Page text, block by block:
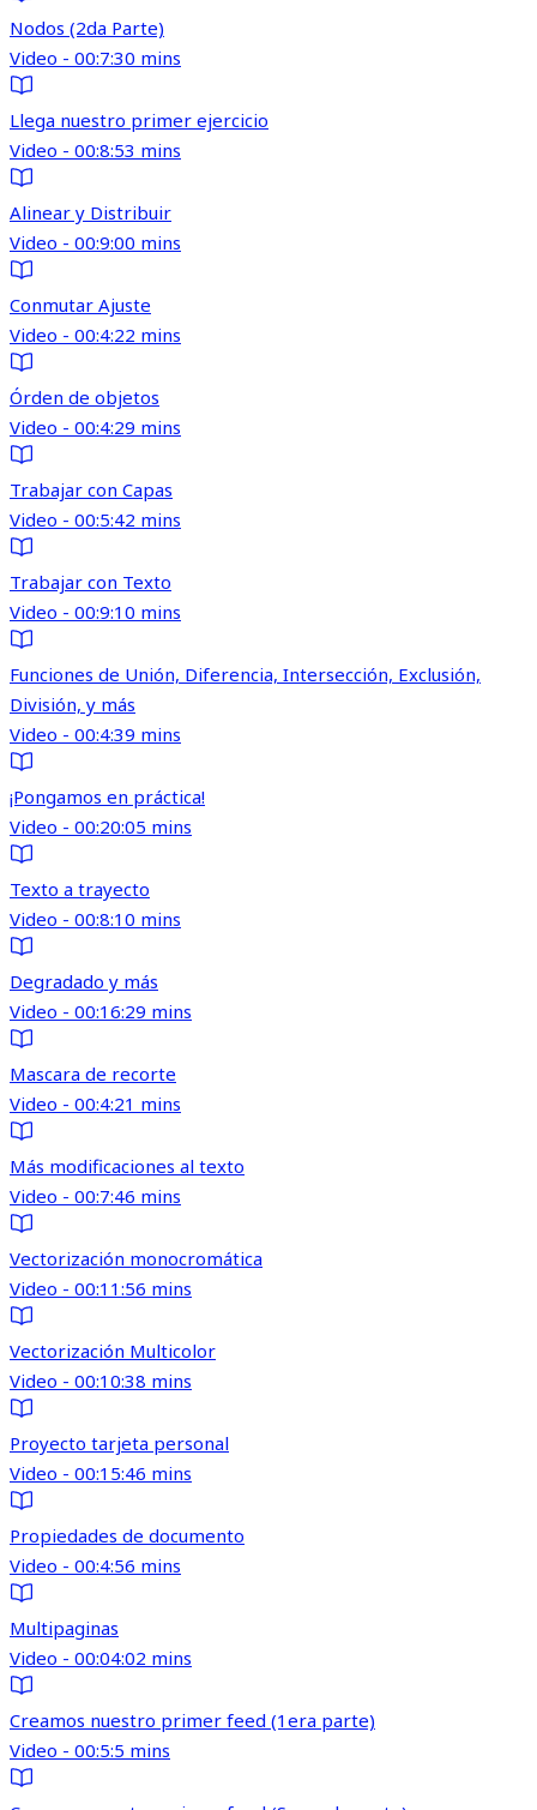
Nodos (2da Parte)
Video - 00:7:30 mins
Llega nuestro primer ejercicio
Video - 00:8:53 mins
Alinear y Distribuir
Video - 00:9:00 mins
Conmutar Ajuste
Video - 00:4:22 mins
Órden de objetos
Video - 00:4:29 mins
Trabajar con Capas
Video - 00:5:42 mins
Trabajar con Texto
Video - 00:9:10 mins
Funciones de Unión, Diferencia, Intersección, Exclusión,
División, y más
Video - 00:4:39 mins
¡Pongamos en práctica!
Video - 00:20:05 mins
Texto a trayecto
Video - 00:8:10 mins
Degradado y más
Video - 00:16:29 mins
Mascara de recorte
Video - 00:4:21 mins
Más modificaciones al texto
Video - 00:7:46 mins
Vectorización monocromática
Video - 00:11:56 mins
Vectorización Multicolor
Video - 00:10:38 mins
Proyecto tarjeta personal
Video - 00:15:46 mins
Propiedades de documento
Video - 00:4:56 mins
Multipaginas
Video - 00:04:02 mins
Creamos nuestro primer feed (1era parte)
Video - 00:5:5 mins